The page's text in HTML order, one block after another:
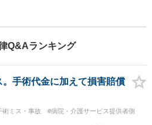
幅広く対応可能。【地
ざした弁護士】どうぞ
ください。
Q&Aランキング
手術代金に加えて損害賠償
術ミス・事故
#病院・介護サービス提供者側